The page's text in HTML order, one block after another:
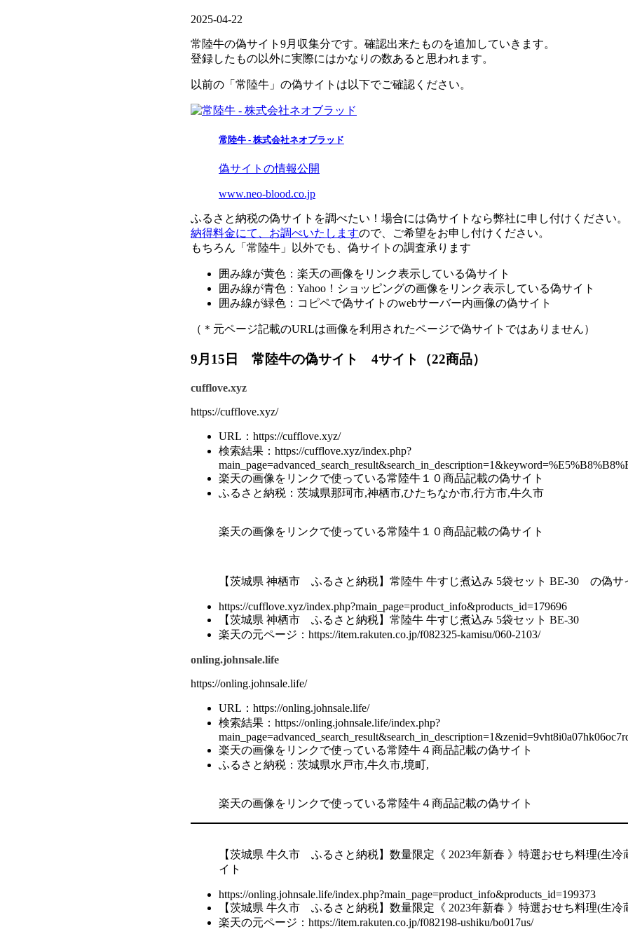
2025-04-22
常陸牛の偽サイト9月収集分です。確認出来たものを追加していきます。
登録したもの以外に実際にはかなりの数あると思われます。
以前の「常陸牛」の偽サイトは以下でご確認ください。
常陸牛 - 株式会社ネオブラッド
偽サイトの情報公開
www.neo-blood.co.jp
ふるさと納税の偽サイトを調べたい！場合には偽サイトなら弊社に申し付けください。
納得料金にて、お調べいたしますので、ご希望をお申し付けください。
もちろん「常陸牛」以外でも、偽サイトの調査承ります
囲み線が黄色：楽天の画像をリンク表示している偽サイト
囲み線が青色：Yahoo！ショッピングの画像をリンク表示している偽サイト
囲み線が緑色：コピペで偽サイトのwebサーバー内画像の偽サイト
（＊元ページ記載のURLは画像を利用されたページで偽サイトではありません）
9月15日 常陸牛の偽サイト 4サイト（22商品）
cufflove.xyz
https://cufflove.xyz/
URL：https://cufflove.xyz/
検索結果：https://cufflove.xyz/index.php?
楽天の画像をリンクで使っている常陸牛１０商品記載の偽サイト
ふるさと納税：茨城県那珂市,神栖市,ひたちなか市,行方市,牛久市
楽天の画像をリンクで使っている常陸牛１０商品記載の偽サイト
【茨城県 神栖市 ふるさと納税】常陸牛 牛すじ煮込み 5袋セット BE-30 の偽サ
https://cufflove.xyz/index.php?main_page=product_info&products_id=179696
【茨城県 神栖市 ふるさと納税】常陸牛 牛すじ煮込み 5袋セット BE-30
楽天の元ページ：https://item.rakuten.co.jp/f082325-kamisu/060-2103/
onling.johnsale.life
https://onling.johnsale.life/
URL：https://onling.johnsale.life/
検索結果：https://onling.johnsale.life/index.php?
楽天の画像をリンクで使っている常陸牛４商品記載の偽サイト
ふるさと納税：茨城県水戸市,牛久市,境町,
楽天の画像をリンクで使っている常陸牛４商品記載の偽サイト
【茨城県 牛久市 ふるさと納税】数量限定《 2023年新春 》特選おせち料理(生
イト
https://onling.johnsale.life/index.php?main_page=product_info&products_id=199373
【茨城県 牛久市 ふるさと納税】数量限定《 2023年新春 》特選おせち料理(生冷
楽天の元ページ：https://item.rakuten.co.jp/f082198-ushiku/bo017us/